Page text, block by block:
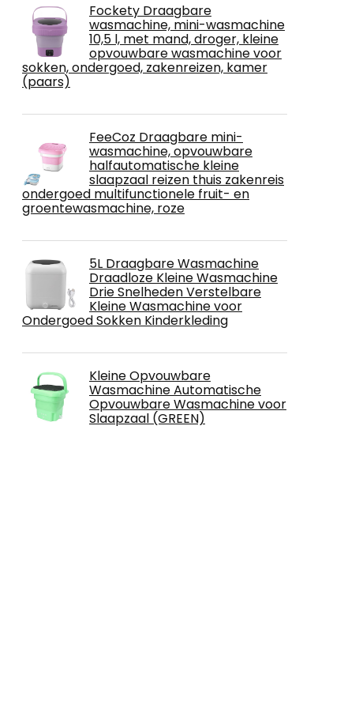
Fockety Draagbare
wasmachine, mini-wasmachine
10,5 l, met mand, droger, kleine
opvouwbare wasmachine voor
sokken, ondergoed, zakenreizen, kamer
(paars)
FeeCoz Draagbare mini-
wasmachine, opvouwbare
halfautomatische kleine
slaapzaal reizen thuis zakenreis
ondergoed multifunctionele fruit- en
groentewasmachine, roze
5L Draagbare Wasmachine
Draadloze Kleine Wasmachine
Drie Snelheden Verstelbare
Kleine Wasmachine voor
Ondergoed Sokken Kinderkleding
Kleine Opvouwbare
Wasmachine Automatische
Opvouwbare Wasmachine voor
Slaapzaal (GREEN)